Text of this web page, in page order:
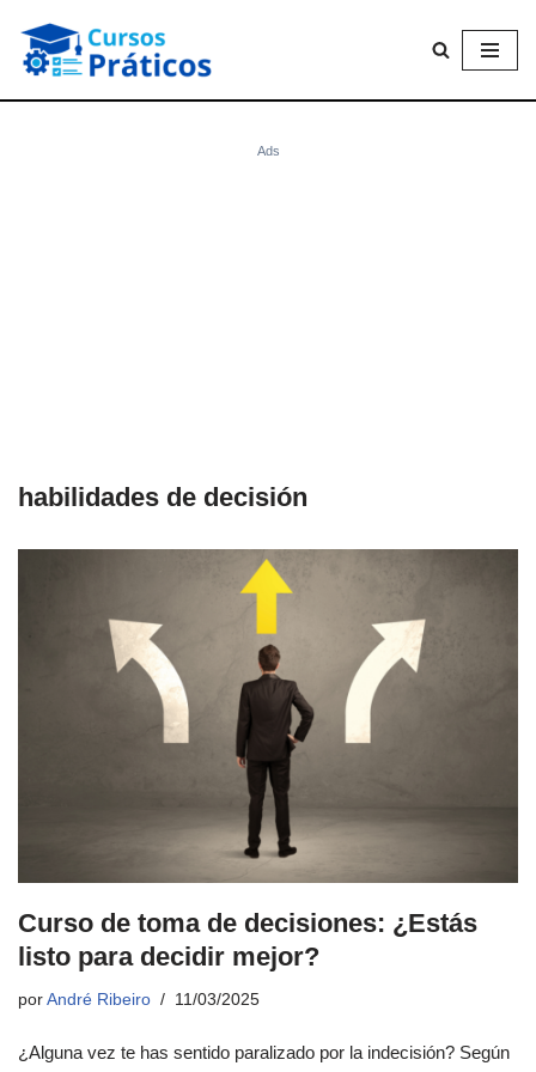
Saltar
Ads
habilidades de decisión
Curso de toma de decisiones: ¿Estás
listo para decidir mejor?
por André Ribeiro 11/03/2025
¿Alguna vez te has sentido paralizado por la indecisión? Según